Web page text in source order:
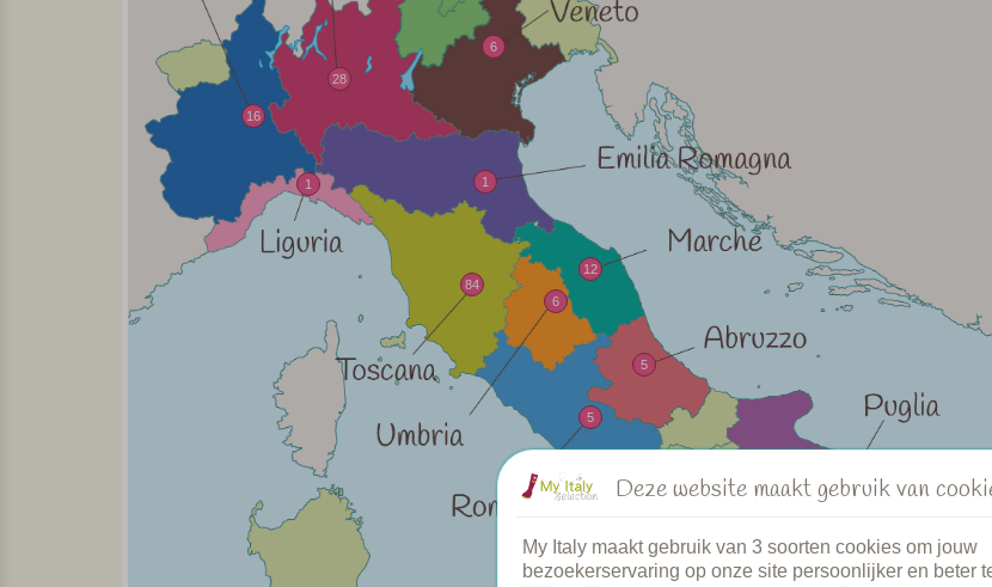
84
16
28
6
12
6
11
1 1
5
5
Deze website maakt gebruik van
My Italy maakt gebruik van 3 soorten cookies om jouw
bezoekerservaring op onze site persoonlijker en beter